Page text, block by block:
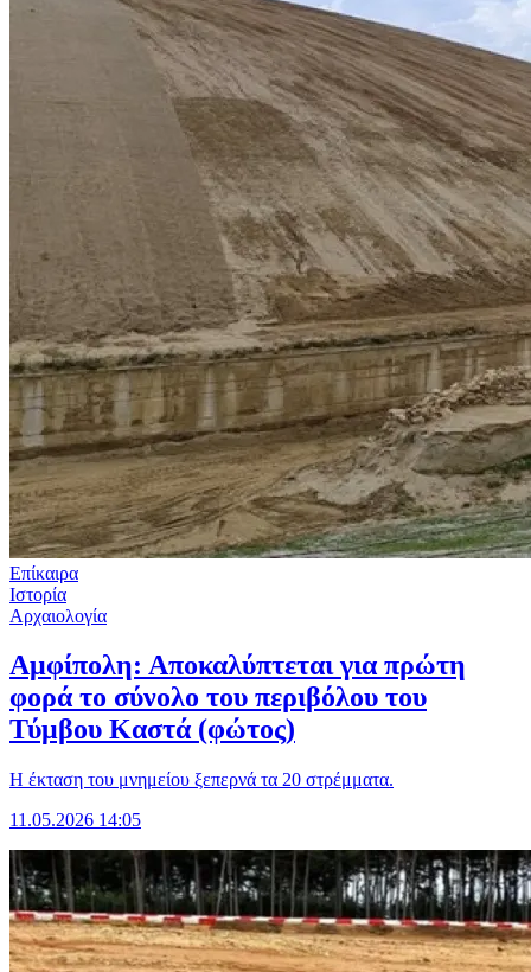
Επίκαιρα
Ιστορία
Αρχαιολογία
Αμφίπολη: Αποκαλύπτεται για πρώτη
φορά το σύνολο του περιβόλου του
Τύμβου Καστά (φώτος)
Η έκταση του μνημείου ξεπερνά τα 20 στρέμματα.
11.05.2026 14:05